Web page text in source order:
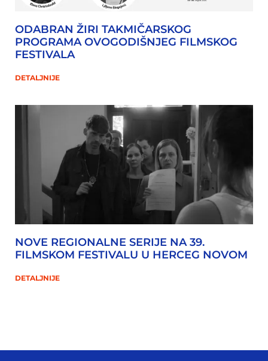
ODABRAN ŽIRI TAKMIČARSKOG
PROGRAMA OVOGODIŠNJEG FILMSKOG
FESTIVALA
DETALJNIJE
NOVE REGIONALNE SERIJE NA 39.
FILMSKOM FESTIVALU U HERCEG NOVOM
DETALJNIJE